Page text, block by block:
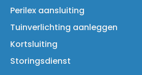
Perilex aansluiting
Tuinverlichting aanleggen
Kortsluiting
Storingsdienst